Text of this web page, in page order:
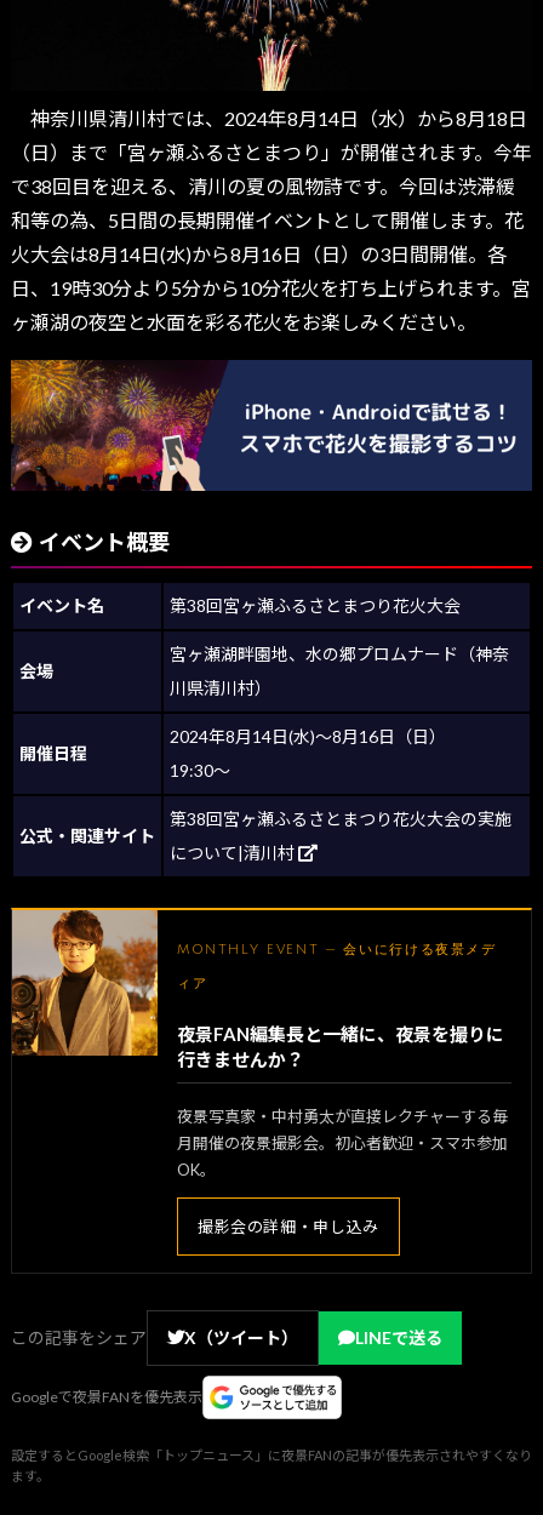
神奈川県清川村では、2024年8月14日（水）から8月18日
（日）まで「宮ヶ瀬ふるさとまつり」が開催されます。今年
で38回目を迎える、清川の夏の風物詩です。今回は渋滞緩
和等の為、5日間の長期開催イベントとして開催します。花
火大会は8月14日(水)から8月16日（日）の3日間開催。各
日、19時30分より5分から10分花火を打ち上げられます。宮
ヶ瀬湖の夜空と水面を彩る花火をお楽しみください。
イベント概要
イベント名 第38回宮ヶ瀬ふるさとまつり花火大会
会場
宮ヶ瀬湖畔園地、水の郷プロムナード（神奈
川県清川村）
開催日程
2024年8月14日(水)～8月16日（日）
19:30～
公式・関連サイト
第38回宮ヶ瀬ふるさとまつり花火大会の実施
について|清川村
MONTHLY EVENT — 会いに行ける夜景メデ
ィア
夜景FAN編集長と一緒に、夜景を撮りに
行きませんか？
夜景写真家・中村勇太が直接レクチャーする毎
月開催の夜景撮影会。初心者歓迎・スマホ参加
OK。
撮影会の詳細・申し込み
この記事をシェア X（ツイート） LINEで送る
Googleで夜景FANを優先表示
設定するとGoogle検索「トップニュース」に夜景FANの記事が優先表示されやすくなり
ます。